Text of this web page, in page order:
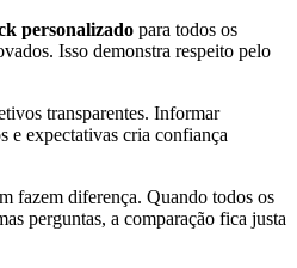
personalizado para todos os
Isso demonstra respeito pelo
transparentes. Informar
e expectativas cria confiança
fazem diferença. Quando todos os
perguntas, a comparação fica justa